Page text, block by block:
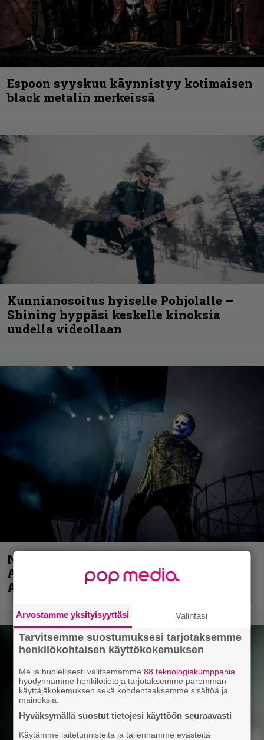
Espoon syyskuu käynnistyy kotimaisen
black metalin merkeissä
Kunnianosoitus hyiselle Pohjolalle –
Shining hyppäsi keskelle kinoksia
uudella videollaan
Näin lähtee Ghostin Tobias Forgelta
Accept – menossa mukana myös
Anthrax- ja Korn-miehistöä
Arvostamme yksityisyyttäsi Valintasi
Tarvitsemme suostumuksesi tarjotaksemme
henkilökohtaisen käyttökokemuksen
Me ja huolellisesti valitsemamme88 teknologiakumppania
hyödynnämme henkilötietoja tarjotaksemme paremman
käyttäjäkokemuksen sekä kohdentaaksemme sisältöä ja
mainoksia.
Hyväksymällä suostut tietojesi käyttöön seuraavasti
Käytämme laitetunnisteita ja tallennamme evästeitä